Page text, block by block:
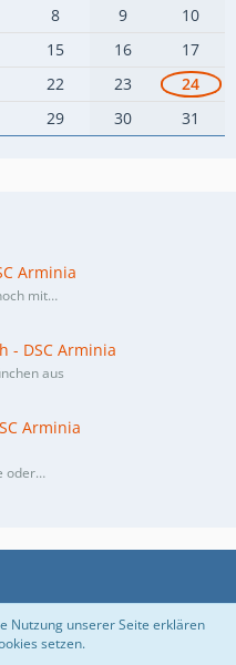
8 9
10
15 16
17
22 23
24
29 30 31
Arminia
mit…
- DSC Arminia
aus
Arminia
oder…
Nutzung unserer Seite erklären
setzen.